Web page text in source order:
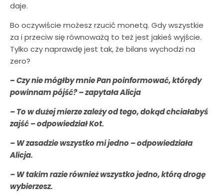
daje.
Bo oczywiście możesz rzucić monetą. Gdy wszystkie
za i przeciw się równoważą to też jest jakieś wyjście.
Tylko czy naprawdę jest tak, że bilans wychodzi na
zero?
–Czy nie mógłby mnie Pan poinformować, którędy
powinnam pójść? – zapytała Alicja
– To w dużej mierze zależy od tego, dokąd chciałabyś
zajść – odpowiedział Kot.
– W zasadzie wszystko mi jedno – odpowiedziała
Alicja.
– W takim razie również wszystko jedno, którą drogę
wybierzesz.